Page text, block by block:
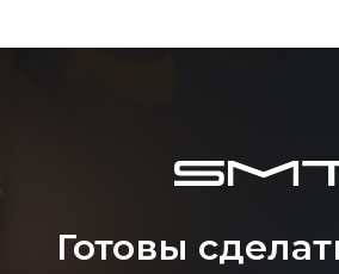
Готовы